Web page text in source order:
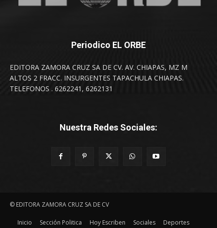
Periodico EL ORBE
EDITORA ZAMORA CRUZ SA DE CV. AV. CHIAPAS, MZ M
ALTOS 2 FRACC. INSURGENTES TAPACHULA CHIAPAS.
TELEFONOS . 6262241, 6262131
Nuestra Redes Sociales:
© EDITORA ZAMORA CRUZ SA DE CV
Inicio Sección Politica Hoy Escriben Sociales Deportes